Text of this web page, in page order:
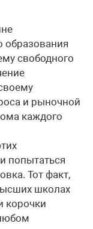
образования
свободного
и рыночной
каждого
попытаться
Тот факт,
школах
корочки